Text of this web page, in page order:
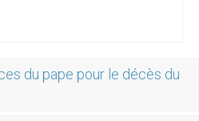
du pape pour le décès du